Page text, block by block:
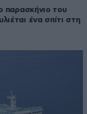
παρασκήνιο του
ένα σπίτι στη